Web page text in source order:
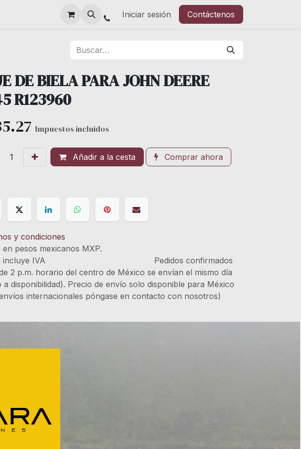
Iniciar sesión Contáctenos
DE BIELA PARA JOHN DEERE
R123960
Impuestos incluidos
Añadir a la cesta Comprar ahora
y condiciones
en pesos mexicanos MXP.
incluye IVA Pedidos confirmados
2 p.m. horario del centro de México se envían el mismo día
a disponibilidad). Precio de envío solo disponible para México
internacionales póngase en contacto con nosotros)